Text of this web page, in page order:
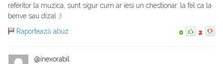
referitor la muzica, sunt sigur cum ar iesi un chestionar. la fel ca la
benve sau dizal ;)
Raportează abuz
0 2
@inexorabil